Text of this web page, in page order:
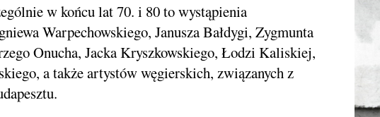
w końcu lat 70. i 80 to wystąpienia
Warpechowskiego, Janusza Bałdygi, Zygmunta
Onucha, Jacka Kryszkowskiego, Łodzi Kaliskiej,
a także artystów węgierskich, związanych z